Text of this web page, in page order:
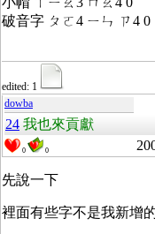
破音字 ㄆㄛ4 ㄧㄣ ㄗ4 0
edited: 1
dowba
24 我也來貢獻
0 0
先說一下
裡面有些字不是我新增